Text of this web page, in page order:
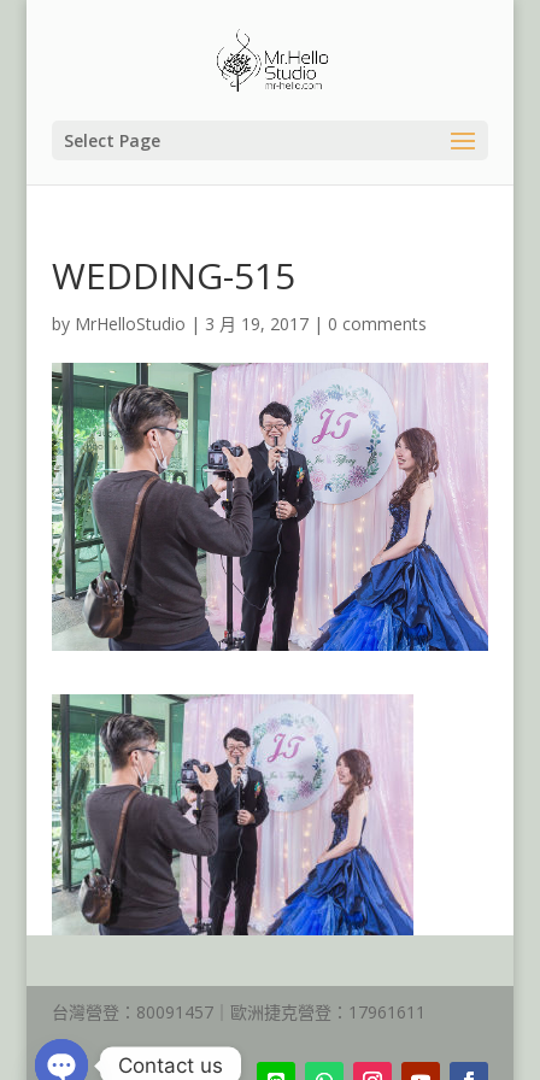
Select Page
WEDDING-515
by MrHelloStudio | 3 月 19, 2017| 0 comments
台灣營登：80091457｜歐洲捷克營登：17961611
Contact us